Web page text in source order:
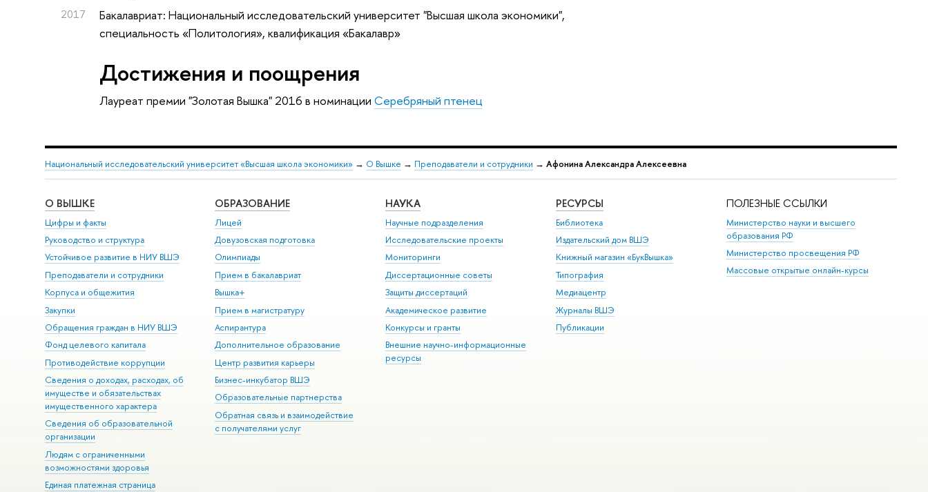
2017
Бакалавриат: Национальный исследовательский университет "Высшая школа экономики",
специальность «Политология», квалификация «Бакалавр»
Достижения и поощрения
Лауреат премии "Золотая Вышка" 2016 в номинацииСеребряный птенец
Национальный исследовательский университет «Высшая школа экономики» → О Вышке → Преподаватели и сотрудники → Афонина Александра Алексеевна
О ВЫШКЕ
Цифры и факты
Руководство и структура
Устойчивое развитие в НИУ ВШЭ
Преподаватели и сотрудники
Корпуса и общежития
Закупки
Обращения граждан в НИУ ВШЭ
Фонд целевого капитала
Противодействие коррупции
Сведения о доходах, расходах, об
имуществе и обязательствах
имущественного характера
Сведения об образовательной
организации
Людям с ограниченными
возможностями здоровья
Единая платежная страница
ОБРАЗОВАНИЕ
Лицей
Довузовская подготовка
Олимпиады
Прием в бакалавриат
Вышка+
Прием в магистратуру
Аспирантура
Дополнительное образование
Центр развития карьеры
Бизнес-инкубатор ВШЭ
Образовательные партнерства
Обратная связь и взаимодействие
с получателями услуг
НАУКА
Научные подразделения
Исследовательские проекты
Мониторинги
Диссертационные советы
Защиты диссертаций
Академическое развитие
Конкурсы и гранты
Внешние научно-информационные
ресурсы
РЕСУРСЫ
Библиотека
Издательский дом ВШЭ
Книжный магазин «БукВышка»
Типография
Медиацентр
Журналы ВШЭ
Публикации
ПОЛЕЗНЫЕ ССЫЛКИ
Министерство науки и высшего
образования РФ
Министерство просвещения РФ
Массовые открытые онлайн-курсы